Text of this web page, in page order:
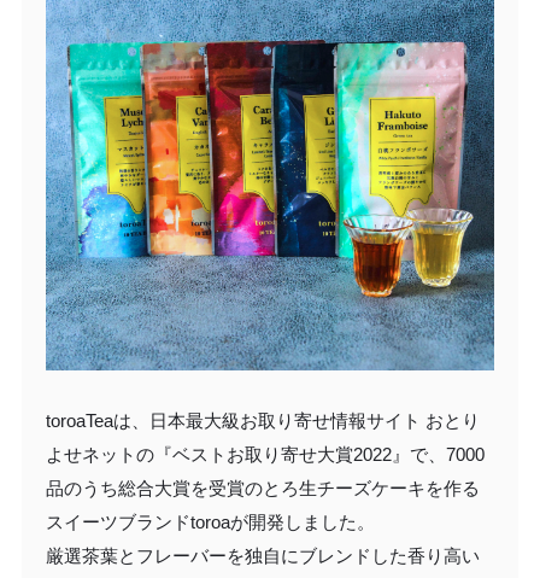
toroaTeaは、日本最大級お取り寄せ情報サイト おとり
よせネットの『ベストお取り寄せ大賞2022』で、7000
品のうち総合大賞を受賞のとろ生チーズケーキを作る
スイーツブランドtoroaが開発しました。
厳選茶葉とフレーバーを独自にブレンドした香り高い